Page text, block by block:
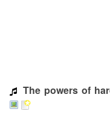
The powers of